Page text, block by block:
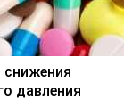
давления